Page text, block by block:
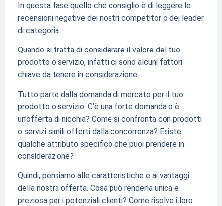
In questa fase quello che consiglio è di leggere le
recensioni negative dei nostri competitor o dei leader
di categoria.
Quando si tratta di considerare il valore del tuo
prodotto o servizio, infatti ci sono alcuni fattori
chiave da tenere in considerazione.
Tutto parte dalla domanda di mercato per il tuo
prodotto o servizio. C’è una forte domanda o è
un’offerta di nicchia? Come si confronta con prodotti
o servizi simili offerti dalla concorrenza? Esiste
qualche attributo specifico che puoi prendere in
considerazione?
Quindi, pensiamo alle caratteristiche e ai vantaggi
della nostra offerta. Cosa può renderla unica e
preziosa per i potenziali clienti? Come risolve i loro